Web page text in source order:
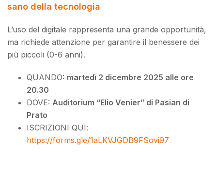
sano della tecnologia
L’uso del digitale rappresenta una grande opportunità,
ma richiede attenzione per garantire il benessere dei
più piccoli (0-6 anni).
QUANDO: martedì 2 dicembre 2025 alle ore
20.30
DOVE: Auditorium “Elio Venier” di Pasian di
Prato
ISCRIZIONI QUI:
https://forms.gle/1aLKVJGDB9FSovi97